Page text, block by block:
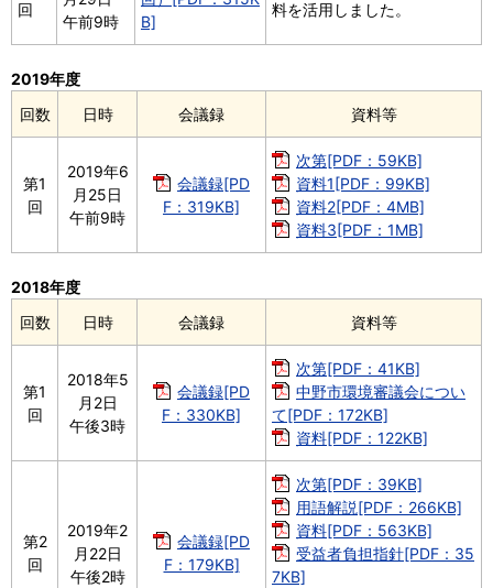
回数 日時 会議録 資料等
回
午前9時
B]
料を活用しました。
2019年度
第1
回
2019年6
月25日
午前9時
会議録[PD
F：319KB]
次第[PDF：59KB]
資料1[PDF：99KB]
資料2[PDF：4MB]
資料3[PDF：1MB]
回数 日時 会議録 資料等
2018年度
第1
回
2018年5
月2日
午後3時
会議録[PD
F：330KB]
次第[PDF：41KB]
中野市環境審議会につい
て[PDF：172KB]
資料[PDF：122KB]
第2
回
2019年2
月22日
午後2時
会議録[PD
F：179KB]
次第[PDF：39KB]
用語解説[PDF：266KB]
資料[PDF：563KB]
受益者負担指針[PDF：35
7KB]